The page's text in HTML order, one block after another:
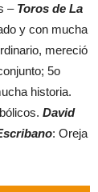
– Toros de La
y con mucha
mereció
5o
historia.
David
: Oreja